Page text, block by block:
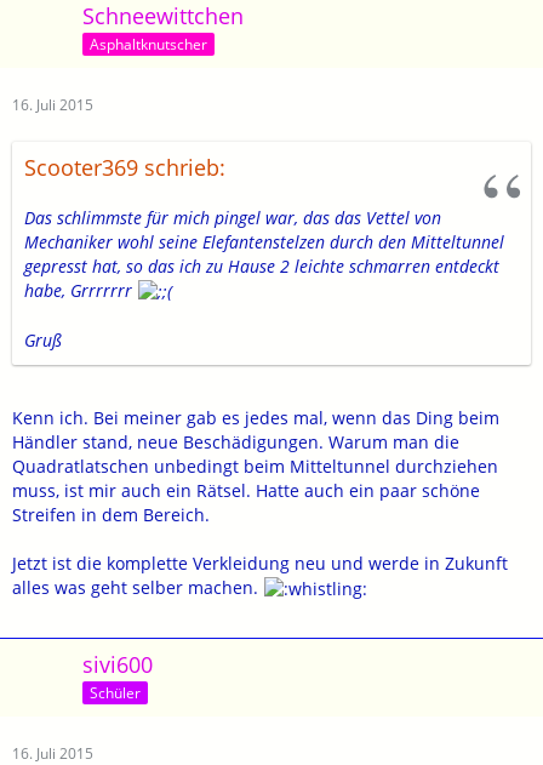
Schneewittchen
Asphaltknutscher
16. Juli 2015
Scooter369 schrieb:
Das schlimmste für mich pingel war, das das Vettel von
Mechaniker wohl seine Elefantenstelzen durch den Mitteltunnel
gepresst hat, so das ich zu Hause 2 leichte schmarren entdeckt
habe, Grrrrrrr
Gruß
Kenn ich. Bei meiner gab es jedes mal, wenn das Ding beim
Händler stand, neue Beschädigungen. Warum man die
Quadratlatschen unbedingt beim Mitteltunnel durchziehen
muss, ist mir auch ein Rätsel. Hatte auch ein paar schöne
Streifen in dem Bereich.
Jetzt ist die komplette Verkleidung neu und werde in Zukunft
alles was geht selber machen.
sivi600
Schüler
16. Juli 2015